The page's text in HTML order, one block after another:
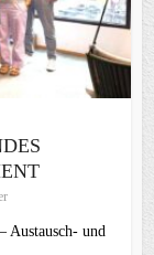
Austausch- und